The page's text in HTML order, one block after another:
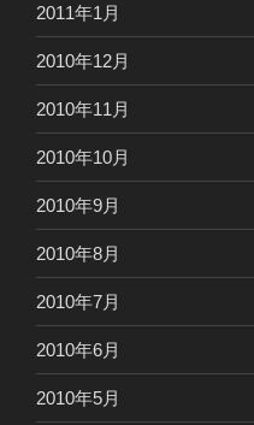
2011年1月
2010年12月
2010年11月
2010年10月
2010年9月
2010年8月
2010年7月
2010年6月
2010年5月